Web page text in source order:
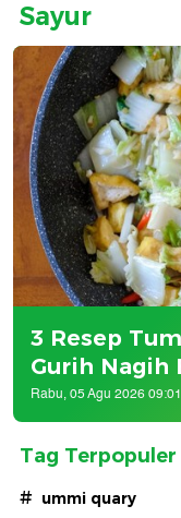
Sayur
3 Resep
Gurih Nagih
Rabu, 05 Agu 2026
Tag Terpopuler
# ummi quary